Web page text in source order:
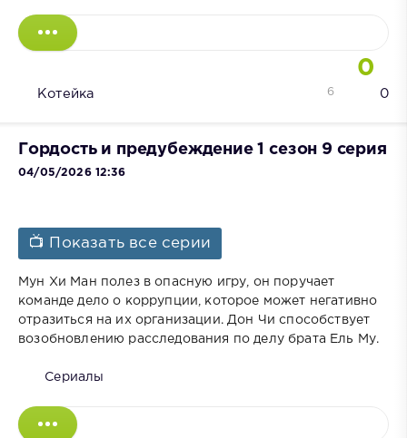
0
Котейка 0
6
Гордость и предубеждение 1 сезон 9 серия
04/05/2026 12:36
📺 Показать все серии
Мун Хи Ман полез в опасную игру, он поручает
команде дело о коррупции, которое может негативно
отразиться на их организации. Дон Чи способствует
возобновлению расследования по делу брата Ель Му.
Сериалы